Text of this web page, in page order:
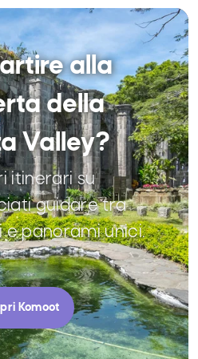
alla
della
Valley?
itinerari su
guidare tra
e panorami unici.
Komoot